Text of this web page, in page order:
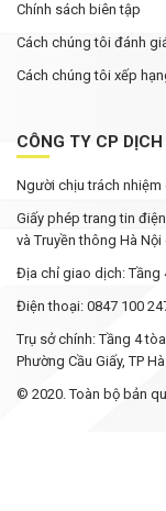
Chính sách biên tập
Cách chúng tôi đánh
Cách chúng tôi xếp
CÔNG TY CP
Người chịu trách nhiệm
Giấy phép trang tin
và Truyền thông Hà
Địa chỉ giao dịch: Tầng
Điện thoại: 0847 100
Trụ sở chính: Tầng 4
Phường Cầu Giấy, TP
© 2020. Toàn bộ bản